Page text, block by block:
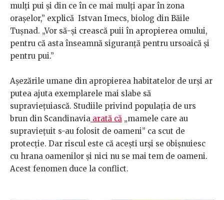
mulți pui și din ce în ce mai mulți apar în zona
orașelor,” explică Istvan Imecs, biolog din Băile
Tușnad. „Vor să-și crească puii în apropierea omului,
pentru că asta înseamnă siguranță pentru ursoaică și
pentru pui.”
Așezările umane din apropierea habitatelor de urși ar
putea ajuta exemplarele mai slabe să
supraviețuiască. Studiile privind populația de urs
brun din Scandinavia arată că „mamele care au
supraviețuit s-au folosit de oameni” ca scut de
protecție. Dar riscul este că acești urși se obișnuiesc
cu hrana oamenilor și nici nu se mai tem de oameni.
Acest fenomen duce la conflict.